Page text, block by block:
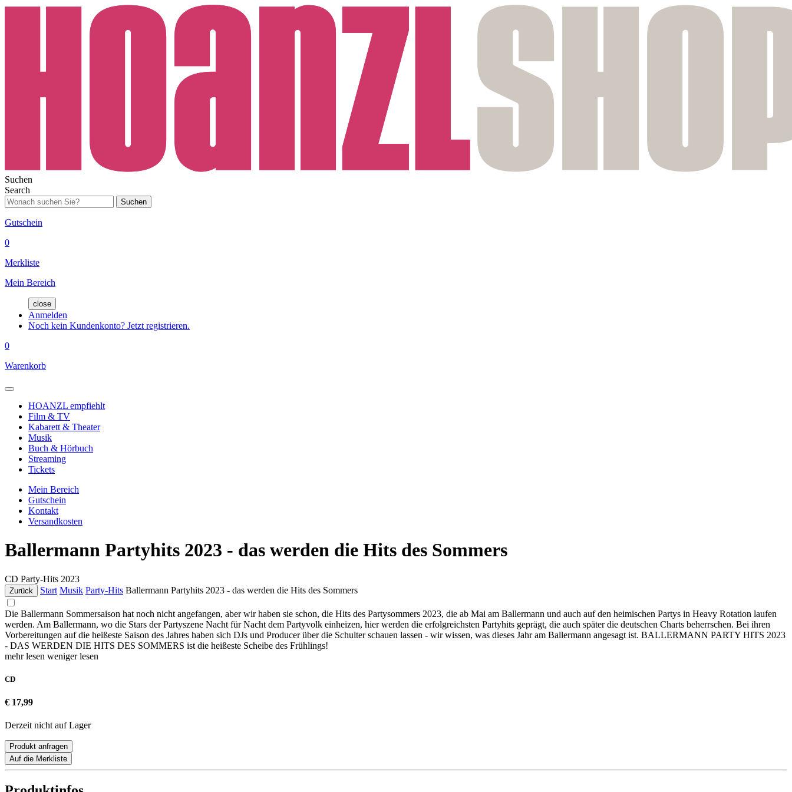
Suchen
Search
Suchen
Gutschein
0
Merkliste
Mein Bereich
close
Anmelden
Noch kein Kundenkonto? Jetzt registrieren.
0
Warenkorb
HOANZL empfiehlt
Film & TV
Kabarett & Theater
Musik
Buch & Hörbuch
Streaming
Tickets
Mein Bereich
Gutschein
Kontakt
Versandkosten
Ballermann Partyhits 2023 - das werden die Hits des Sommers
CD Party-Hits 2023
Zurück Start Musik Party-Hits Ballermann Partyhits 2023 - das werden die Hits des Sommers
Die Ballermann Sommersaison hat noch nicht angefangen, aber wir haben sie schon, die Hits des Partysommers 2023, die ab Mai am Ballermann und auch auf den heimischen Partys in Heavy Rotation laufen
werden. Am Ballermann, wo die Stars der Partyszene Nacht für Nacht dem Partyvolk einheizen, hier werden die erfolgreichsten Partyhits geprägt, die auch später die deutschen Charts beherrschen. Bei ihren
Vorbereitungen auf die heißeste Saison des Jahres haben sich DJs und Producer über die Schulter schauen lassen - wir wissen, was dieses Jahr am Ballermann angesagt ist. BALLERMANN PARTY HITS 2023
- DAS WERDEN DIE HITS DES SOMMERS ist die heißeste Scheibe des Frühlings!
mehr lesen weniger lesen
CD
€ 17,99
Derzeit nicht auf Lager
Produkt anfragen
Auf die Merkliste